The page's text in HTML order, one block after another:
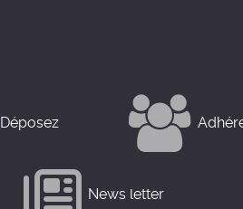
Déposez
News letter